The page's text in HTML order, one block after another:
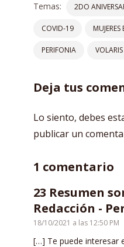
Temas: 2DO
COVID-19
PERIFONIA VOLARIS
Deja tus
Lo siento, debes
publicar un
1 comentario
23 Resumen
Redacción -
18/10/2021 a las 12:50 PM
[…] Te puede interesar